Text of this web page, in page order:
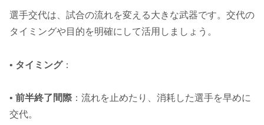
選手交代は、試合の流れを変える大きな武器です。交代の
タイミングや目的を明確にして活用しましょう。
• タイミング：
• 前半終了間際 ：流れを止めたり、消耗した選手を早めに
交代。